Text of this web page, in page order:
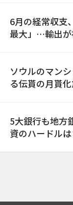
6月の経常収支
最大」…輸出が
ソウルのマン
る伝貰の月貰
5大銀行も地方
資のハードル